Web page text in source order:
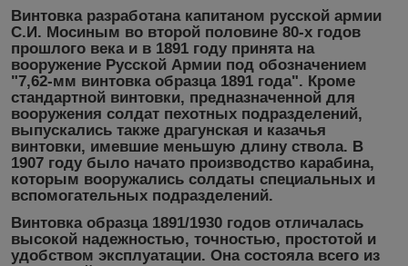
Винтовка разработана капитаном русской армии
С.И. Мосиным во второй половине 80-х годов
прошлого века и в 1891 году принята на
вооружение Русской Армии под обозначением
"7,62-мм винтовка образца 1891 года". Кроме
стандартной винтовки, предназначенной для
вооружения солдат пехотных подразделений,
выпускались также драгунская и казачья
винтовки, имевшие меньшую длину ствола. В
1907 году было начато производство карабина,
которым вооружались солдаты специальных и
вспомогательных подразделений.
Винтовка образца 1891/1930 годов отличалась
высокой надежностью, точностью, простотой и
удобством эксплуатации. Она состояла всего из